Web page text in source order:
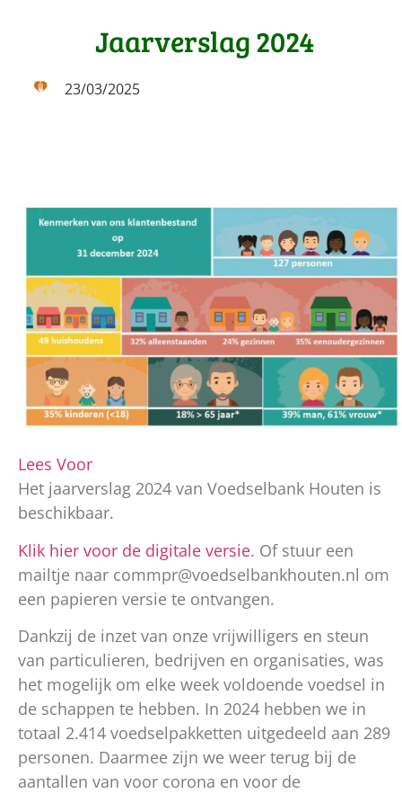
Jaarverslag 2024
23/03/2025
Lees Voor
Het jaarverslag 2024 van Voedselbank Houten is
beschikbaar.
Klik hier voor de digitale versie. Of stuur een
mailtje naar commpr@voedselbankhouten.nl om
een papieren versie te ontvangen.
Dankzij de inzet van onze vrijwilligers en steun
van particulieren, bedrijven en organisaties, was
het mogelijk om elke week voldoende voedsel in
de schappen te hebben. In 2024 hebben we in
totaal 2.414 voedselpakketten uitgedeeld aan 289
personen. Daarmee zijn we weer terug bij de
aantallen van voor corona en voor de